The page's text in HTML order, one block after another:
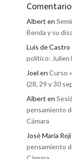
Albert en
Benda y su
Luis de Castro
político: Julien
Joel en Curso
(28, 29 y 30
Albert en
pensamiento
Cámara
José María Rojí
pensamiento